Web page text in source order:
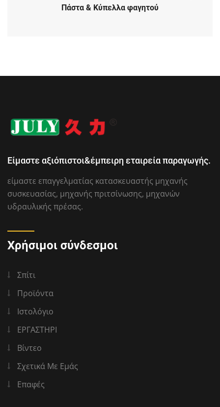
Πάστα & Κύπελλα φαγητού
Είμαστε αξιόπιστοι&έμπειρη εταιρεία παραγωγής.
είμαστε επαγγελματίας κατασκευαστής μηχανής
συσκευασίας, μηχανής πριτσίνωσης, μηχανών
υδραυλικής πρέσας.
Χρήσιμοι σύνδεσμοι
Σπίτι
Προϊόντα
Ιστολόγιο
ΕΡΓΑΣΤΗΡΙ
Βίντεο
Σχετικά Με Εμάς
Επαφές